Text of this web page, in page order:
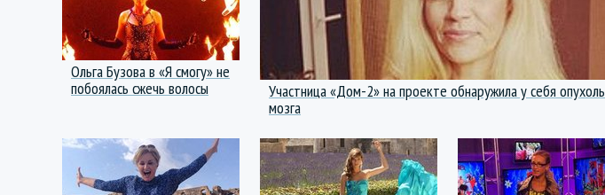
Ольга Бузова в «Я смогу» не
побоялась сжечь волосы
Участница «Дом-2» на проекте обнаружила у себя опухоль
мозга